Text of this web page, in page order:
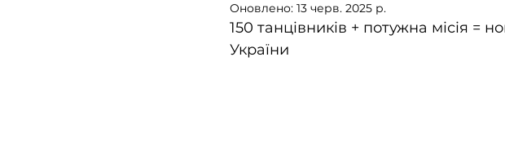
Оновлено: 13 черв. 2025 р.
150 танцівників + потужна місія =
України